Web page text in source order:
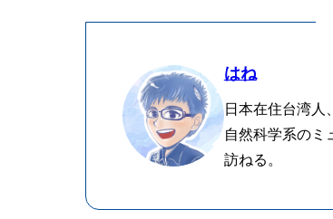
はね
日本在住台湾人
自然科学系のミ
訪ねる。